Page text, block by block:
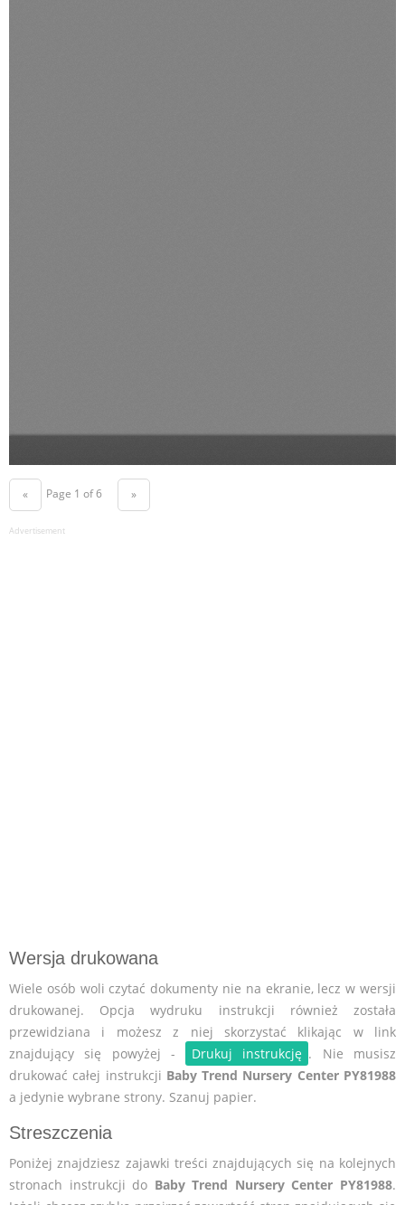
« Page 1 of 6 »
Advertisement
Wersja drukowana
Wiele osób woli czytać dokumenty nie na ekranie, lecz w wersji
drukowanej. Opcja wydruku instrukcji również została
przewidziana i możesz z niej skorzystać klikając w link
znajdujący się powyżej -
Drukuj instrukcję . Nie musisz
drukować całej instrukcji Baby Trend Nursery Center PY81988
a jedynie wybrane strony. Szanuj papier.
Streszczenia
Poniżej znajdziesz zajawki treści znajdujących się na kolejnych
stronach instrukcji do Baby Trend Nursery Center PY81988.